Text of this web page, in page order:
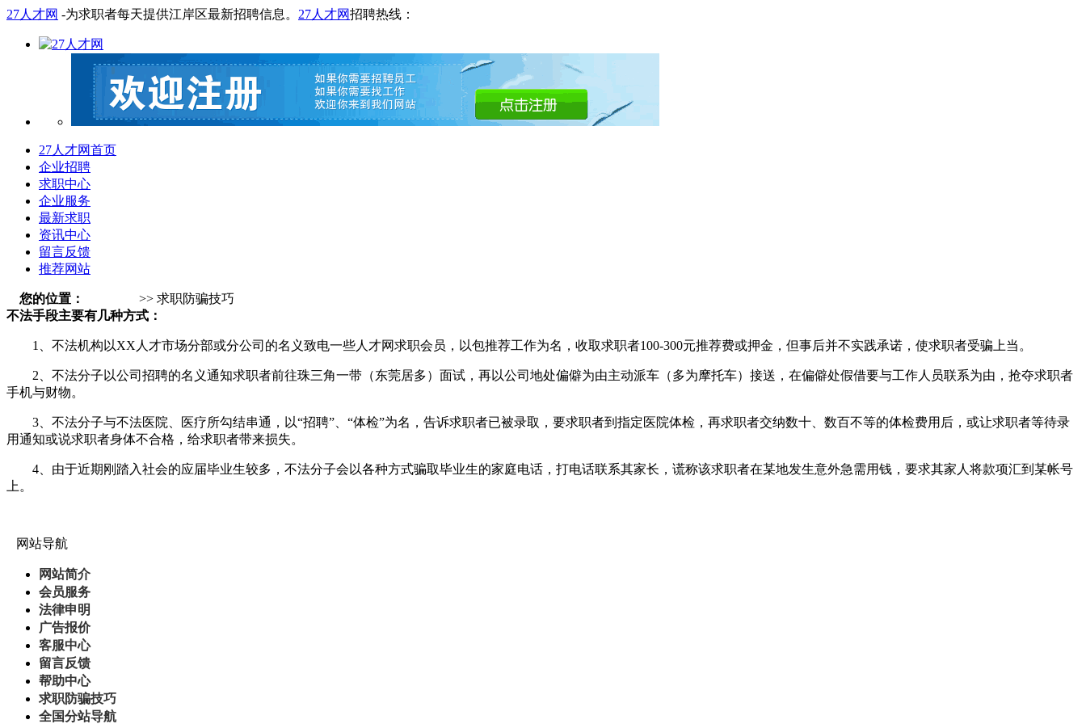
27人才网 -为求职者每天提供江岸区最新招聘信息。 27人才网招聘热线：
27人才网首页
企业招聘
求职中心
企业服务
最新求职
资讯中心
留言反馈
推荐网站
您的位置：
>> 求职防骗技巧
不法手段主要有几种方式：
1、不法机构以XX人才市场分部或分公司的名义致电一些人才网求职会员，以包推荐工作为名，收取求职者100-300元推荐费或押金，但事后并不实践承诺，使求职者受骗上当。
2、不法分子以公司招聘的名义通知求职者前往珠三角一带（东莞居多）面试，再以公司地处偏僻为由主动派车（多为摩托车）接送，在偏僻处假借要与工作人员联系为由，抢夺求职者
手机与财物。
3、不法分子与不法医院、医疗所勾结串通，以“招聘”、“体检”为名，告诉求职者已被录取，要求职者到指定医院体检，再求职者交纳数十、数百不等的体检费用后，或让求职者等待录
用通知或说求职者身体不合格，给求职者带来损失。
4、由于近期刚踏入社会的应届毕业生较多，不法分子会以各种方式骗取毕业生的家庭电话，打电话联系其家长，谎称该求职者在某地发生意外急需用钱，要求其家人将款项汇到某帐号
上。
网站导航
网站简介
会员服务
法律申明
广告报价
客服中心
留言反馈
帮助中心
求职防骗技巧
全国分站导航